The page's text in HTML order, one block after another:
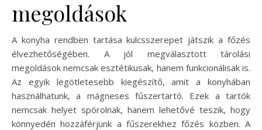
megoldások
A konyha rendben tartása kulcsszerepet játszik a főzés
élvezhetőségében. A jól megválasztott tárolási
megoldások nemcsak esztétikusak, hanem funkcionálisak is.
Az egyik legötletesebb kiegészítő, amit a konyhában
használhatunk, a mágneses fűszertartó. Ezek a tartók
nemcsak helyet spórolnak, hanem lehetővé teszik, hogy
könnyedén hozzáférjünk a fűszerekhez főzés közben. A